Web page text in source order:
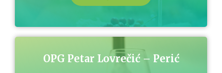
OPG Petar Lovrečić – Perić